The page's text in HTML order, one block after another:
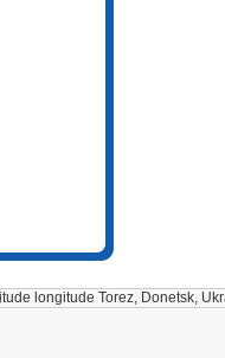
longitude Torez, Donetsk,